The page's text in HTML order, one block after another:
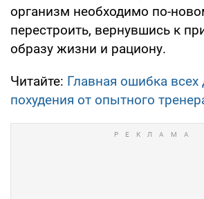
организм необходимо по-
перестроить, вернувшись к
образу жизни и рациону.
Читайте: Главная ошибка всех
похудения от опытного